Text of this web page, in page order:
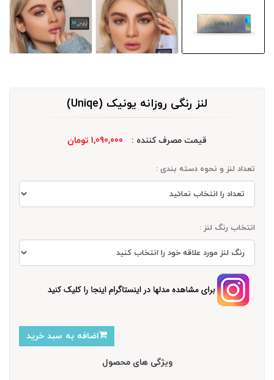
لنز رنگی روزانه یونیک (Uniqe)
قیمت مصرف کننده : 1,090,000 تومان
تعداد لنز و نحوه دسته بندی :
انتخاب رنگ لنز :
اضافه به سبد خرید
ویژگی های محصول